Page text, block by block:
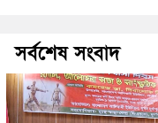
সর্বশেষ সংবাদ